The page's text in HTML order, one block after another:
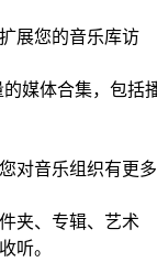
展您的音乐库访
的媒体合集，包括
对音乐组织有更多
夹、专辑、艺术
听。